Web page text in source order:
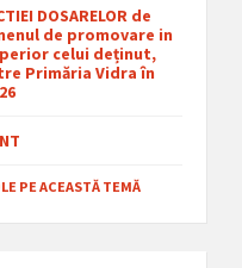
DOSARELOR de
de promovare in
celui deținut,
Primăria Vidra în
PE ACEASTĂ TEMĂ